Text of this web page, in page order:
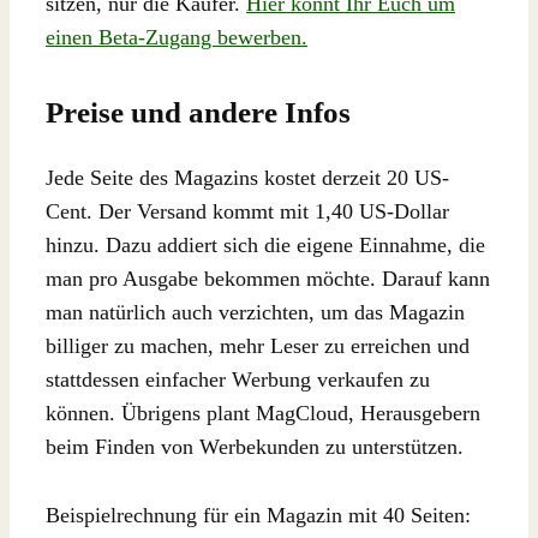
einen Beta-Zugang bewerben.
Preise und andere Infos
Jede Seite des Magazins kostet derzeit 20 US-
Cent. Der Versand kommt mit 1,40 US-Dollar
hinzu. Dazu addiert sich die eigene Einnahme, die
man pro Ausgabe bekommen möchte. Darauf kann
man natürlich auch verzichten, um das Magazin
billiger zu machen, mehr Leser zu erreichen und
stattdessen einfacher Werbung verkaufen zu
können. Übrigens plant MagCloud, Herausgebern
beim Finden von Werbekunden zu unterstützen.
Beispielrechnung für ein Magazin mit 40 Seiten: